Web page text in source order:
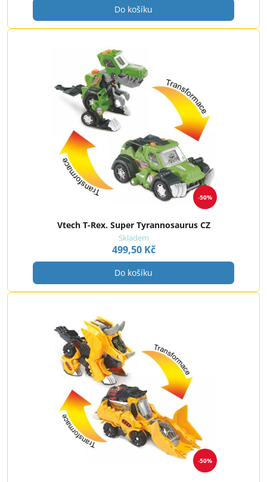
Do košíku
50%
Vtech T-Rex. Super Tyrannosaurus CZ
Skladem
499,50 Kč
Do košíku
50%